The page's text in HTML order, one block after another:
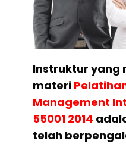
Instruktur yang
materi
Management
55001 2014
telah